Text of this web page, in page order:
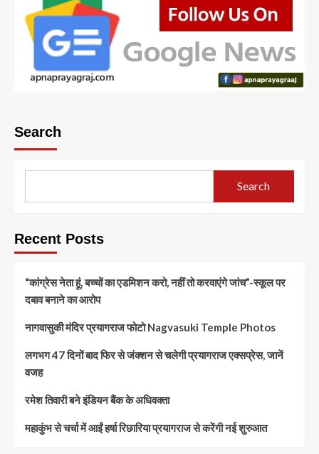
Search
Search
Recent Posts
“कांग्रेस नेता हूं, बच्चों का एडमिशन करो, नहीं तो करवाएंगे जांच”-स्कूल पर
दबाव बनाने का आरोप
नागवासुकी मंदिर प्रयागराज फोटो Nagvasuki Temple Photos
लगभग 47 दिनों बाद फिर से जंक्शन से चलेगी प्रयागराज एक्सप्रेस, जानें
वजह
रमेश तिवारी बने इंडियन बैंक के अधिवक्ता
महाकुंभ से चर्चा में आईं हर्षा रिछारिया प्रयागराज से करेंगी नई शुरुआत